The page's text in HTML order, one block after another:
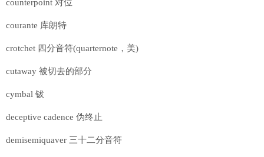
counterpoint 对位
courante 库朗特
crotchet 四分音符(quarternote，美)
cutaway 被切去的部分
cymbal 钹
deceptive cadence 伪终止
demisemiquaver 三十二分音符